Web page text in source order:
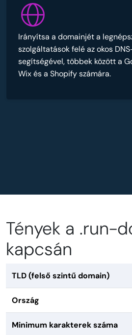
Irányítsa a domainjét a
szolgáltatások felé az okos
segítségével, többek között a
Wix és a Shopify számára.
Tények a .run-
kapcsán
TLD (felső szintű domain)
Ország
Minimum karakterek száma